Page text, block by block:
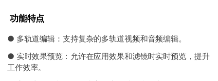
功能特点
● 多轨道编辑：支持复杂的多轨道视频和音频编辑。
● 实时效果预览：允许在应用效果和滤镜时实时预览，提升
工作效率。